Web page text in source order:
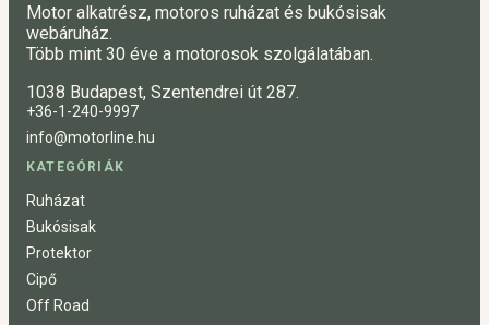
Motor alkatrész, motoros ruházat és bukósisak
webáruház.
Több mint 30 éve a motorosok szolgálatában.
1038 Budapest, Szentendrei út 287.
+36-1-240-9997
info@motorline.hu
KATEGÓRIÁK
Ruházat
Bukósisak
Protektor
Cipő
Off Road